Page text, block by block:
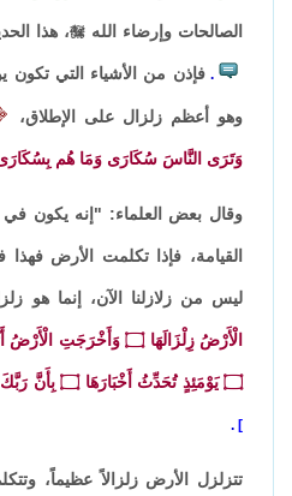
الصالحات وإرضاء الله، هذا
.فإذن من الأشياء التي تكون
وهو أعظم زلزال على الإطلاق،
وَتَرَى النَّاسَ سُكَارَى وَمَا هُم
وقال بعض العلماء: "إنه يكون
القيامة، فإذا تكلمت الأرض فهذا
ليس من زلازلنا الآن، إنما هو
الْأَرْضُ زِلْزَالَهَا ۝ وَأَخْرَجَتِ الْأَرْضُ
۝ يَوْمَئِذٍ تُحَدِّثُ أَخْبَارَهَا ۝ بِأَنَّ
.
تتزلزل الأرض زلزالاً عظيماً،